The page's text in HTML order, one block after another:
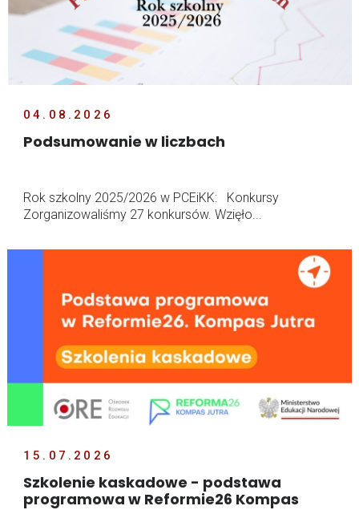
04.08.2026
Podsumowanie w liczbach
Rok szkolny 2025/2026 w PCEiKK: Konkursy
Zorganizowaliśmy 27 konkursów. Wzięło...
15.07.2026
Szkolenie kaskadowe - podstawa
programowa w Reformie26 Kompas